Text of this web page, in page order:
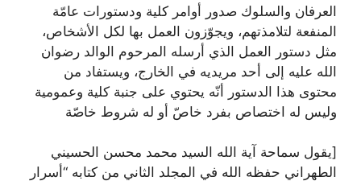
العرفان والسلوك صدور أوامر كلية ودستورات عامّة
المنفعة لتلامذتهم، ويجوّزون العمل بها لكل الأشخاص،
مثل دستور العمل الذي أرسله المرحوم الوالد رضوان
الله عليه إلى أحد مريديه في الخارج، ويستفاد من
محتوى هذا الدستور أنّه يحتوي على جنبة كلية وعمومية
وليس له اختصاص بفرد خاصّ أو له شروط خاصّة
[يقول سماحة آية الله السيد محمد محسن الحسيني
الطهراني حفظه الله في المجلد الثاني من كتابه “أسرار